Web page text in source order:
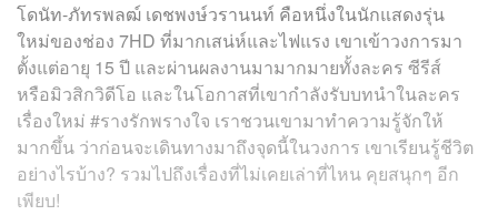
โดนัท-ภัทรพลฒ์ เดชพงษ์วรานนท์ คือหนึ่งในนักแสดงรุ่น
ใหม่ของช่อง 7HD ที่มากเสน่ห์และไฟแรง เขาเข้าวงการมา
ตั้งแต่อายุ 15 ปี และผ่านผลงานมามากมายทั้งละคร ซีรีส์
หรือมิวสิกวิดีโอ และในโอกาสที่เขากำลังรับบทนำในละคร
เรื่องใหม่ #รางรักพรางใจ เราชวนเขามาทำความรู้จักให้
มากขึ้น ว่าก่อนจะเดินทางมาถึงจุดนี้ในวงการ เขาเรียนรู้ชีวิต
อย่างไรบ้าง? รวมไปถึงเรื่องที่ไม่เคยเล่าที่ไหน คุยสนุกๆ อีก
เพียบ!